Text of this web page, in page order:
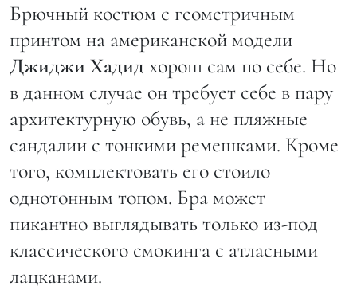
Брючный костюм c геометричным
принтом на американской модели
Джиджи Хадид хорош сам по себе. Но
в данном случае он требует себе в пару
архитектурную обувь, а не пляжные
сандалии с тонкими ремешками. Кроме
того, комплектовать его стоило
однотонным топом. Бра может
пикантно выглядывать только из-под
классического смокинга с атласными
лацканами.